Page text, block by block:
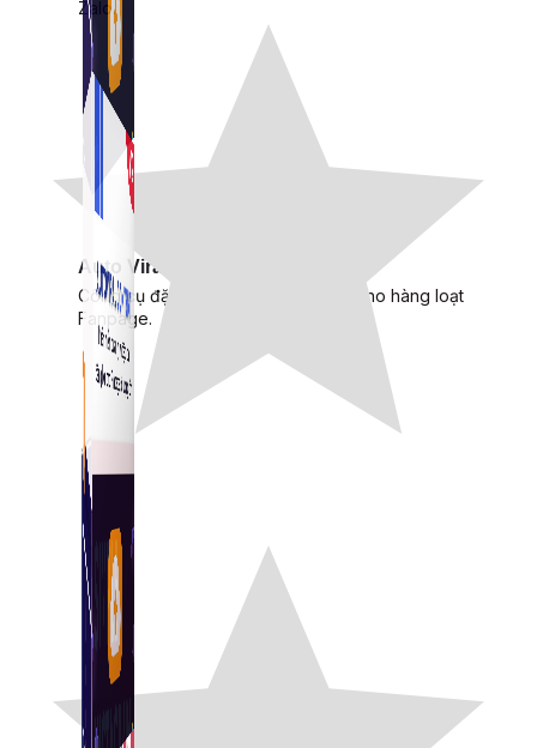
Auto Viral Content
Công cụ đặt lịch, đăng bài tự động cho hàng loạt
Fanpage.
Zalo.